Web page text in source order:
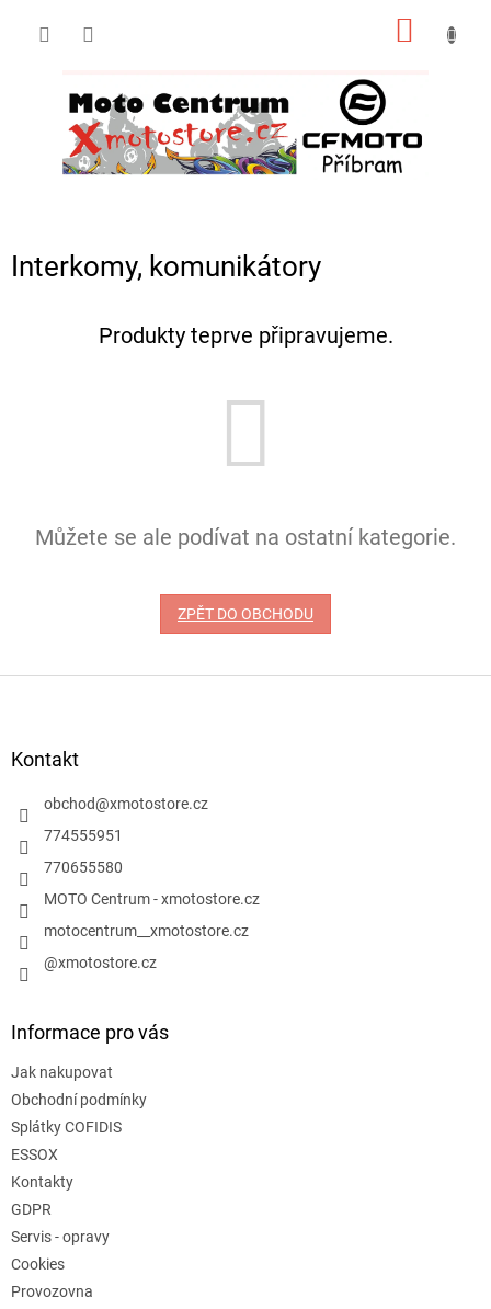
Interkomy, komunikátory
Produkty teprve připravujeme.
Můžete se ale podívat na ostatní kategorie.
ZPĚT DO OBCHODU
Kontakt
obchod@xmotostore.cz
774555951
770655580
MOTO Centrum - xmotostore.cz
motocentrum__xmotostore.cz
@xmotostore.cz
Informace pro vás
Jak nakupovat
Obchodní podmínky
Splátky COFIDIS
ESSOX
Kontakty
GDPR
Servis - opravy
Cookies
Provozovna